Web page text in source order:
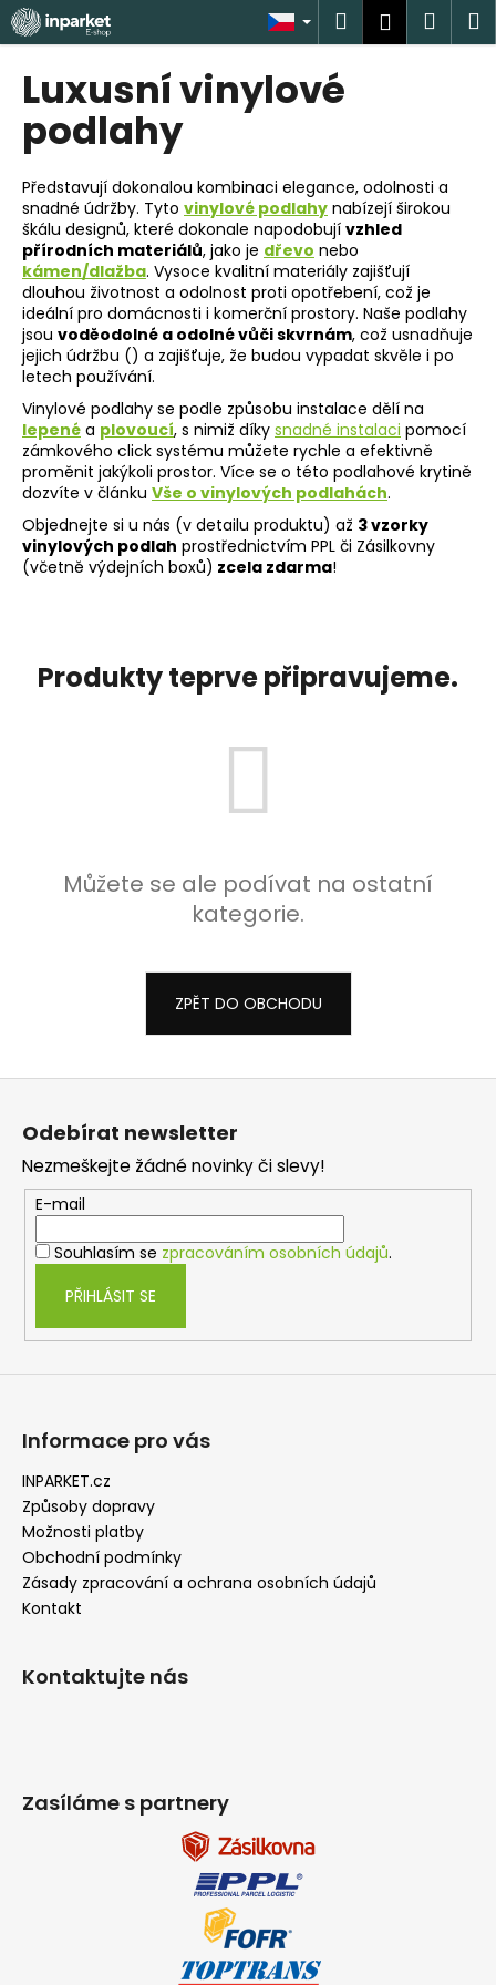
Přejít
na
obsah
Hledat
Luxusní vinylové
podlahy
Představují dokonalou kombinaci elegance, odolnosti a
snadné údržby. Tyto vinylové podlahy nabízejí širokou
škálu designů, které dokonale napodobují vzhled
přírodních materiálů, jako je dřevo nebo
kámen/dlažba. Vysoce kvalitní materiály zajišťují
dlouhou životnost a odolnost proti opotřebení, což je
ideální pro domácnosti i komerční prostory. Naše podlahy
jsou voděodolné a odolné vůči skvrnám, což usnadňuje
jejich údržbu () a zajišťuje, že budou vypadat skvěle i po
letech používání.
Vinylové podlahy se podle způsobu instalace dělí na
lepené a plovoucí, s nimiž díky snadné instalaci pomocí
zámkového click systému můžete rychle a efektivně
proměnit jakýkoli prostor. Více se o této podlahové krytině
dozvíte v článku Vše o vinylových podlahách.
Objednejte si u nás (v detailu produktu) až 3 vzorky
vinylových podlah prostřednictvím PPL či Zásilkovny
(včetně výdejních boxů) zcela zdarma!
Produkty teprve připravujeme.
Můžete se ale podívat na ostatní
kategorie.
ZPĚT DO OBCHODU
K
o
C
o
p
o
t
ř
e
b
u
j
e
t
e
n
a
j
í
HLEDAT
TŘÍVRSTVÁ
DŘEVĚNÁ
PODLAHA
DUB
SUPERRUSTIC
166
Kč
2
Z
Odebírat newsletter
Nezmeškejte žádné novinky či slevy!
E-mail
Souhlasím se zpracováním osobních údajů.
PŘIHLÁSIT SE
Informace pro vás
INPARKET.cz
Způsoby dopravy
Možnosti platby
Obchodní podmínky
Zásady zpracování a ochrana osobních údajů
Kontakt
Kontaktujte nás
Zasíláme s partnery